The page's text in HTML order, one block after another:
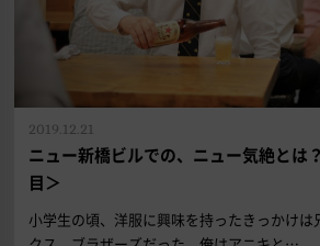
ニュー新橋ビルでの、ニュー気絶とは
目＞
2019.12.21
小学生の頃、洋服に興味を持ったきっかけは